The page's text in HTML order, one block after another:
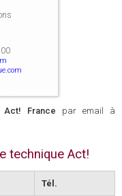
Act! France par email à
technique Act!
Tél.